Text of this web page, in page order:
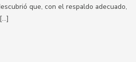
que, con el respaldo adecuado,